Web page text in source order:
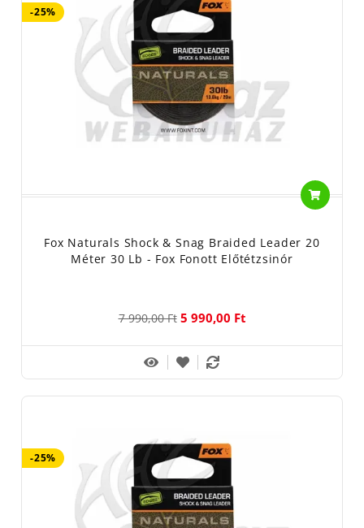
-25%
Fox Naturals Shock & Snag Braided Leader 20
Méter 30 Lb - Fox Fonott Előtétzsinór
7 990,00 Ft 5 990,00 Ft
-25%